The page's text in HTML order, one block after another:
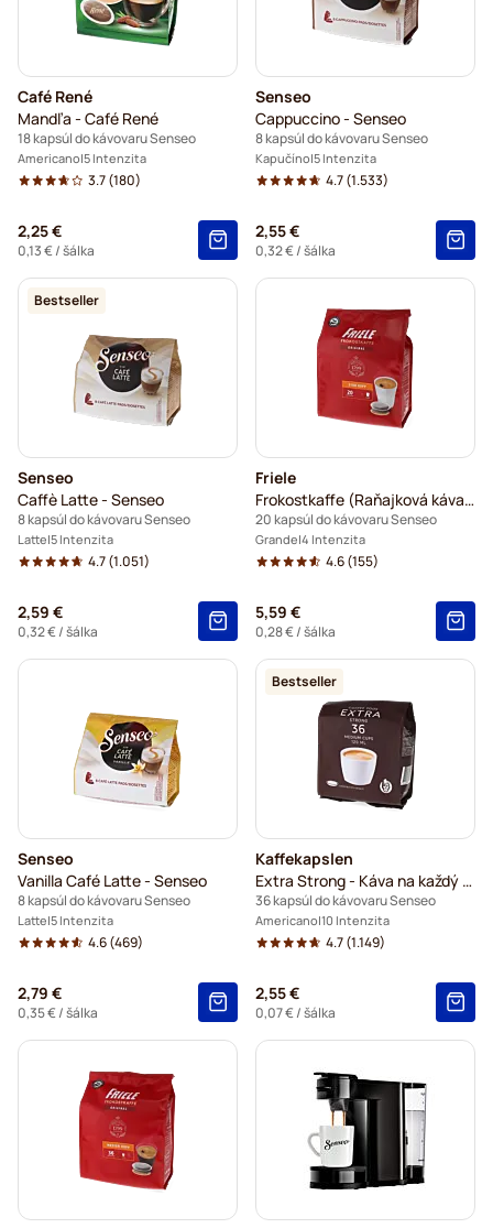
Café René
Mandľa - Café René
18 kapsúl do kávovaru Senseo
Americano 5 Intenzita
3.7(180)
2,25 €
0,13 €/ šálka
Senseo
Cappuccino - Senseo
8 kapsúl do kávovaru Senseo
Kapučíno 5 Intenzita
4.7(1.533)
2,55 €
0,32 €/ šálka
Bestseller
Senseo
Caffè Latte - Senseo
8 kapsúl do kávovaru Senseo
Latte 5 Intenzita
4.7(1.051)
2,59 €
0,32 €/ šálka
Friele
Frokostkaffe (Raňajková káva) XL - Friele
20 kapsúl do kávovaru Senseo
Grande 4 Intenzita
4.6(155)
5,59 €
0,28 €/ šálka
Senseo
Vanilla Café Latte - Senseo
8 kapsúl do kávovaru Senseo
Latte 5 Intenzita
4.6(469)
2,79 €
0,35 €/ šálka
Bestseller
Kaffekapslen
Extra Strong - Káva na každý deň
36 kapsúl do kávovaru Senseo
Americano 10 Intenzita
4.7(1.149)
2,55 €
0,07 €/ šálka